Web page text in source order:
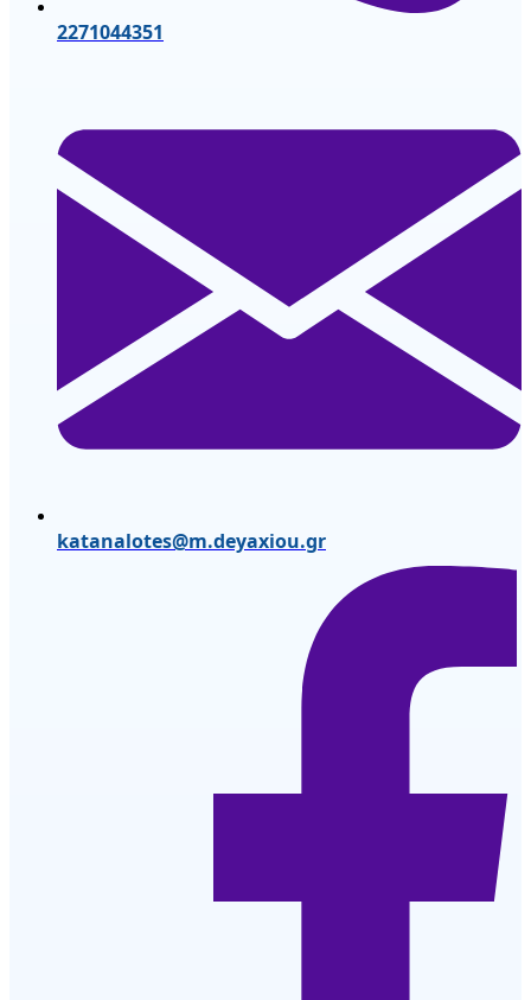
2271044351
katanalotes@m.deyaxiou.gr